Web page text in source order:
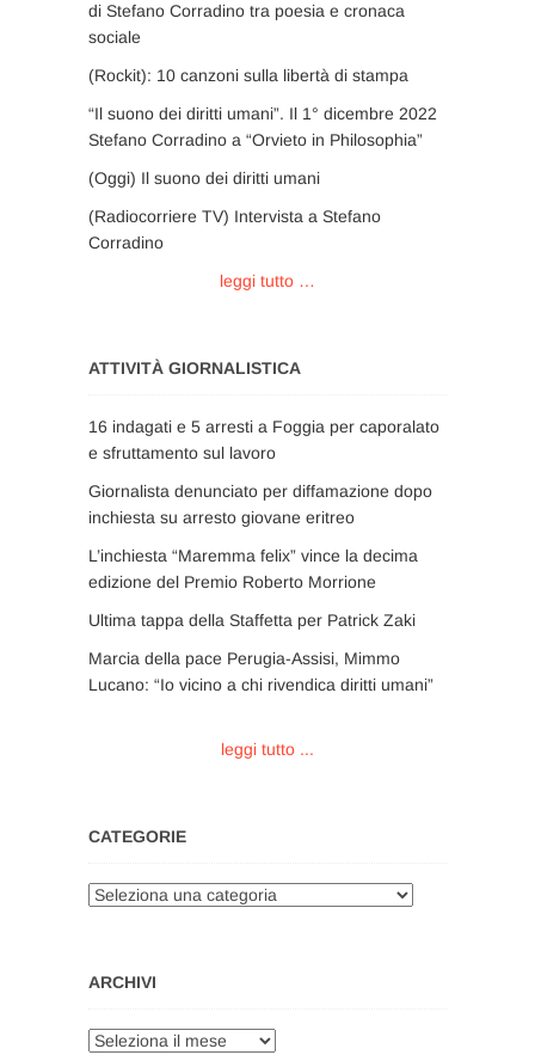
di Stefano Corradino tra poesia e cronaca
sociale
(Rockit): 10 canzoni sulla libertà di stampa
“Il suono dei diritti umani”. Il 1° dicembre 2022
Stefano Corradino a “Orvieto in Philosophia”
(Oggi) Il suono dei diritti umani
(Radiocorriere TV) Intervista a Stefano
Corradino
leggi tutto …
ATTIVITÀ GIORNALISTICA
16 indagati e 5 arresti a Foggia per caporalato
e sfruttamento sul lavoro
Giornalista denunciato per diffamazione dopo
inchiesta su arresto giovane eritreo
L’inchiesta “Maremma felix” vince la decima
edizione del Premio Roberto Morrione
Ultima tappa della Staffetta per Patrick Zaki
Marcia della pace Perugia-Assisi, Mimmo
Lucano: “Io vicino a chi rivendica diritti umani”
leggi tutto ...
CATEGORIE
Categorie
ARCHIVI
Archivi